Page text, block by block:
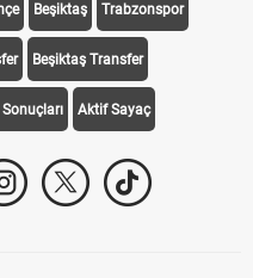
Beşiktaş Trabzonspor
Beşiktaş Transfer
Aktif Sayaç